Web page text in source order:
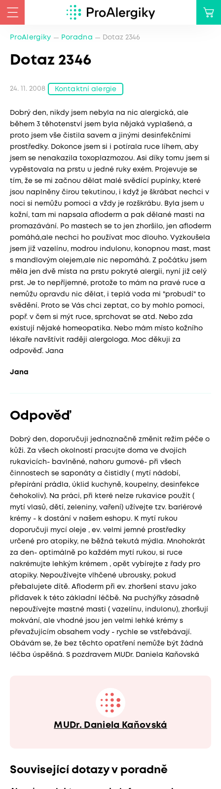
ProAlergiky Poradna Dotaz 2346
Dotaz 2346
24. 11. 2008 Kontaktní alergie
Dobrý den, nikdy jsem nebyla na nic alergická, ale
během 3 těhotenství jsem byla nějaká vyplašená, a
proto jsem vše čistila savem a jinými desinfekčními
prostředky. Dokonce jsem si i potírala ruce líhem, aby
jsem se nenakazila toxoplazmozou. Asi díky tomu jsem si
vypěstovala na prstu u jedné ruky exém. Projevuje se
tím, že se mi začnou dělat malé svědící pupínky, které
jsou naplněny čirou tekutinou, i když je škrábat nechci v
noci si nemůžu pomoci a vždy je rozškrábu. Byla jsem u
kožní, tam mi napsala afloderm a pak dělané masti na
promazávání. Po mastech se to jen zhoršilo, jen afloderm
pomáhá,ale nechci ho používat moc dlouho. Vyzkoušela
jsem již vazelínu, modrou indulonu, konopnou mast, mast
s mandlovým olejem,ale nic nepomáhá. Z počátku jsem
měla jen dvě místa na prstu pokryté alergii, nyní již celý
prst. Je to nepříjemné, protože to mám na pravé ruce a
nemůžu opravdu nic dělat, i teplá voda mi "probudí" to
svědění. Proto se Vás chci zeptat, co by mohlo pomoci,
popř. v čem si mýt ruce, sprchovat se atd. Nebo zda
existují nějaké homeopatika. Nebo mám místo kožního
lékaře navštívit raději alergologa. Moc děkuji za
odpověď. Jana
Jana
Odpověď
Dobrý den, doporučuji jednoznačně změnit režim péče o
kůži. Za všech okolností pracujte doma ve dvojích
rukavicích- bavlněné, nahoru gumové- při všech
činnostech se saponáty a čistidly ( mytí nádobí,
přepírání prádla, úklid kuchyně, koupelny, desinfekce
čehokoliv). Na práci, při které nelze rukavice použít (
mytí vlasů, dětí, zeleniny, vaření) užívejte tzv. bariérové
krémy - k dostání v našem eshopu. K mytí rukou
doporučuji mycí oleje , ev. velmi jemné prostředky
určené pro atopiky, ne běžná tekutá mýdla. Mnohokrát
za den- optimálně po každém mytí rukou, si ruce
nakrémujte lehkým krémem , opět vybírejte z řady pro
atopiky. Nepoužívejte vlhčené ubrousky, pokud
přebalujete dítě. Afloderm při ev. zhoršení stavu jako
přídavek k této základní léčbě. Na puchýřky zásadně
nepoužívejte mastné masti ( vazelínu, indulonu), zhoršují
mokvání, ale vhodné jsou jen velmi lehké krémy s
převažujícím obsahem vody - rychle se vstřebávají.
Obávám se, že bez těchto opatření nemůže být žádná
léčba úspěšná. S pozdravem MUDr. Daniela Kaňovská
MUDr. Daniela Kaňovská
Související dotazy v poradně